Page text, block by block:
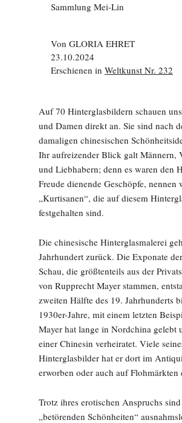
Sammlung Mei-Lin
Von GLORIA EHRET
23.10.2024
Erschienen in Weltkunst Nr. 232
Auf 70 Hinterglasbildern schauen
und Damen direkt an. Sie sind nach
damaligen chinesischen
Ihr aufreizender Blick galt Männern,
und Liebhabern; denn es waren den
Freude dienende Geschöpfe, nennen
„Kurtisanen“, die auf diesem
festgehalten sind.
Die chinesische Hinterglasmalerei
Jahrhundert zurück. Die Exponate
Schau, die größtenteils aus der
von Rupprecht Mayer stammen,
zweiten Hälfte des 19. Jahrhunderts
1930er-Jahre, mit einem letzten
Mayer hat lange in Nordchina gelebt
einer Chinesin verheiratet. Viele
Hinterglasbilder hat er dort im
erworben oder auch auf Flohmärkten
Trotz ihres erotischen Anspruchs
„betörenden Schönheiten“